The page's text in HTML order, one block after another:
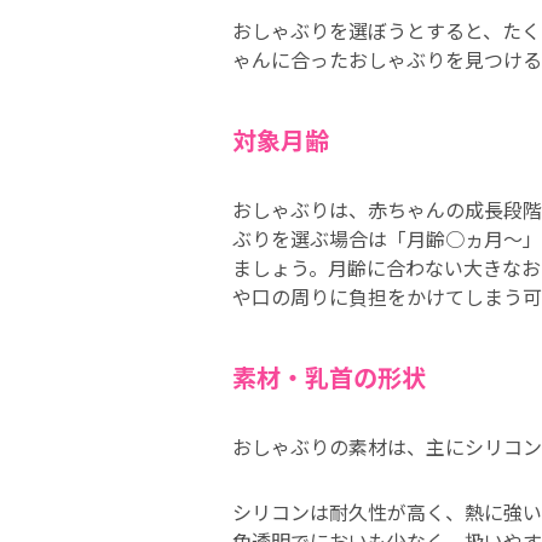
おしゃぶりを選ぼうとすると、た
ゃんに合ったおしゃぶりを見つけ
対象月齢
おしゃぶりは、赤ちゃんの成長段
ぶりを選ぶ場合は「月齢○ヵ月～
ましょう。月齢に合わない大きな
や口の周りに負担をかけてしまう
素材・乳首の形状
おしゃぶりの素材は、主にシリコ
シリコンは耐久性が高く、熱に強